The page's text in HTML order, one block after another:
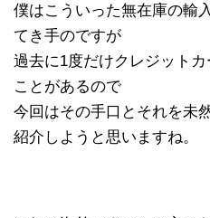
僕はこういった無在庫の輸
てき手のですが
過去に1度だけクレジット
ことがあるので
今回はその手口とそれを未
紹介しようと思いますね。